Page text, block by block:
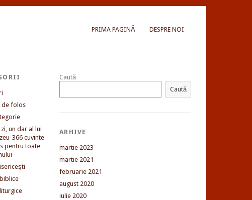
PRIMA PAGINĂ DESPRE NOI
de folos
un dar al lui
366 cuvinte
pentru toate
Caută
Caută
ARHIVE
martie 2023
martie 2021
februarie 2021
august 2020
iulie 2020